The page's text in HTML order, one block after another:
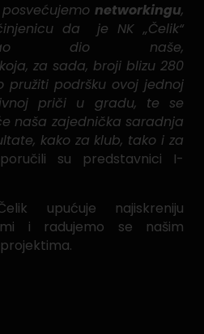
networkingu,
da je NK „Čelik“
dio naše,
koja, za sada, broji blizu 280
pružiti podršku ovoj jednoj
priči u gradu, te se
naša zajednička saradnja
kako za klub, tako i za
su predstavnici I-
upućuje najiskreniju
i radujemo se našim